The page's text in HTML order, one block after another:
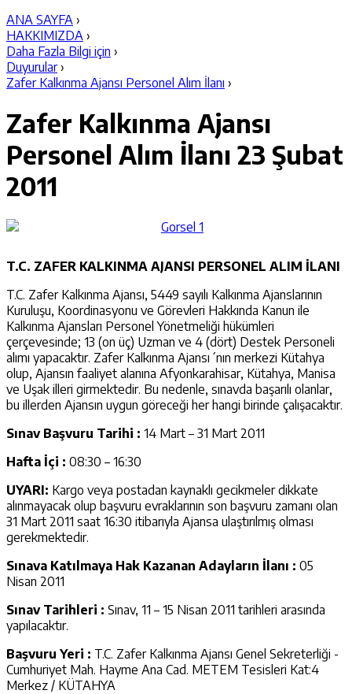
ANA SAYFA ›
HAKKIMIZDA ›
Daha Fazla Bilgi için ›
Duyurular ›
Zafer Kalkınma Ajansı Personel Alım İlanı ›
Zafer Kalkınma Ajansı
Personel Alım İlanı 23 Şubat
2011
T.C. ZAFER KALKINMA AJANSI PERSONEL ALIM İLANI
T.C. Zafer Kalkınma Ajansı, 5449 sayılı Kalkınma Ajanslarının
Kuruluşu, Koordinasyonu ve Görevleri Hakkında Kanun ile
Kalkınma Ajansları Personel Yönetmeliği hükümleri
çerçevesinde; 13 (on üç) Uzman ve 4 (dört) Destek Personeli
alımı yapacaktır. Zafer Kalkınma Ajansı´nın merkezi Kütahya
olup, Ajansın faaliyet alanına Afyonkarahisar, Kütahya, Manisa
ve Uşak illeri girmektedir. Bu nedenle, sınavda başarılı olanlar,
bu illerden Ajansın uygun göreceği her hangi birinde çalışacaktır.
Sınav Başvuru Tarihi : 14 Mart – 31 Mart 2011
Hafta İçi : 08:30 – 16:30
UYARI: Kargo veya postadan kaynaklı gecikmeler dikkate
alınmayacak olup başvuru evraklarının son başvuru zamanı olan
31 Mart 2011 saat 16:30 itibarıyla Ajansa ulaştırılmış olması
gerekmektedir.
Sınava Katılmaya Hak Kazanan Adayların İlanı : 05
Nisan 2011
Sınav Tarihleri : Sınav, 11 – 15 Nisan 2011 tarihleri arasında
yapılacaktır.
Başvuru Yeri : T.C. Zafer Kalkınma Ajansı Genel Sekreterliği -
Cumhuriyet Mah. Hayme Ana Cad. METEM Tesisleri Kat:4
Merkez / KÜTAHYA